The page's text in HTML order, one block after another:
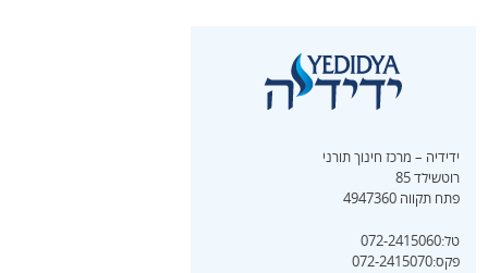
ידידיה – מרכז חינוך תורני
רוטשילד 85
פתח תקווה 4947360
טל:072-2415060
פקס:072-2415070